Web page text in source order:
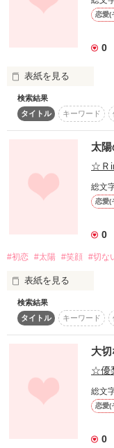
優しく吹き抜ける風…
その分笑えば良い…。
それを教えてくれた
まるで魔法の呪文のよ
私の心を溶かしてく
※このお話しはフィ
しません。
START 7月13日～
恋愛(
0
表紙を見る
（なかむらあらた）
（ふじはらひかり）
君と過ごした時間
検索結果
タイトル
キーワード
太
☆Ｒ
総文
恋愛(
0
#初恋 #太陽 #笑顔 #切な
表紙を見る
記憶喪失なってしま
彼氏との大事な思い
検索結果
タイトル
キーワード
大
☆優
総文
恋愛(
0